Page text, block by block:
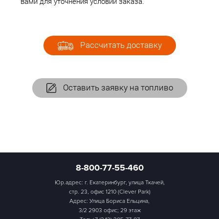
Рассчитать доставку
Оставить заявку на топливо
8-800-77-55-460
Юр.адрес: г. Екатеринбург, улица Ткачей,
стр. 23, офис 1210 (Clever Park)
Адрес: Улица Бориса Ельцина,
3/2 2903 офис; 29 этаж